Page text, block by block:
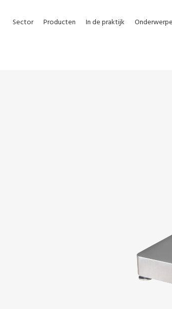
Sector Producten In de praktijk